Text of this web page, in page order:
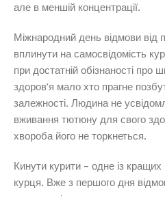
але в меншій концентрації.
Міжнародний день відмови від
вплинути на самосвідомість
при достатній обізнаності про
здоров’я мало хто прагне
залежності. Людина не
вживання тютюну для свого
хвороба його не торкнеться.
Кинути курити – одне із кращих
курця. Вже з першого дня